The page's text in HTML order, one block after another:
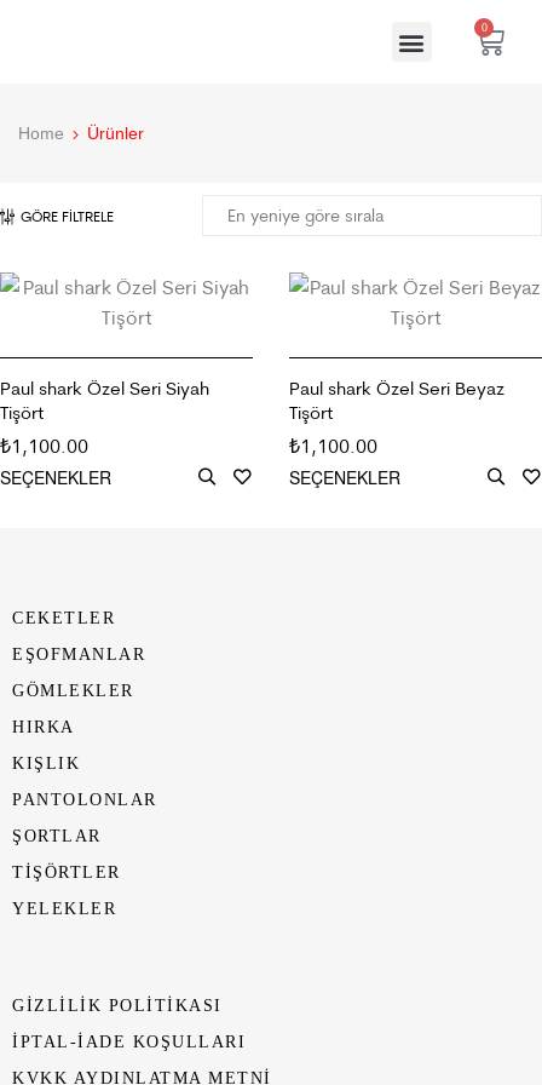
0
Home Ürünler
GÖRE FILTRELE
Paul shark Özel Seri Siyah
Tişört
₺1,100.00
SEÇENEKLER
Paul shark Özel Seri Beyaz
Tişört
₺1,100.00
SEÇENEKLER
CEKETLER
EŞOFMANLAR
GÖMLEKLER
HIRKA
KIŞLIK
PANTOLONLAR
ŞORTLAR
TİŞÖRTLER
YELEKLER
GIZLILIK POLITIKASI
İPTAL-İADE KOŞULLARI
KVKK AYDINLATMA METNI